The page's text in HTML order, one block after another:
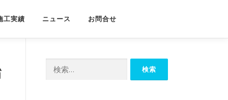
工実績 ニュース お問合せ